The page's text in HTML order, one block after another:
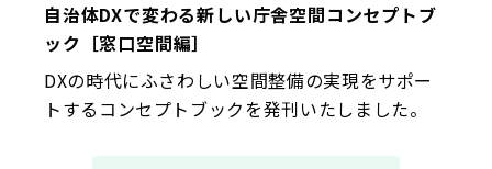
自治体DXで変わる新しい庁舎空間コンセプトブ
ック［窓口空間編］
DXの時代にふさわしい空間整備の実現をサポー
トするコンセプトブックを発刊いたしました。